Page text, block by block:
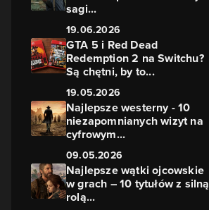
sagi...
19.06.2026
GTA 5 i Red Dead
Redemption 2 na Switchu?
Są chętni, by to...
19.05.2026
Najlepsze westerny - 10
niezapomnianych wizyt na
cyfrowym...
09.05.2026
Najlepsze wątki ojcowskie
w grach – 10 tytułów z silną
rolą...